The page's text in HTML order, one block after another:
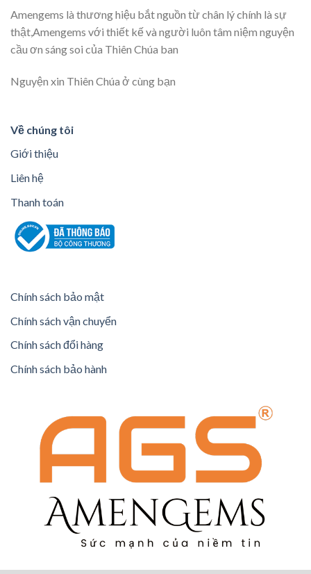
Amengems là thương hiệu bắt nguồn từ chân lý chính là sự
thật,Amengems với thiết kế và người luôn tâm niệm nguyện
cầu ơn sáng soi của Thiên Chúa ban
Nguyện xin Thiên Chúa ở cùng bạn
Về chúng tôi
Giới thiệu
Liên hệ
Thanh toán
Chính sách bảo mật
Chính sách vận chuyển
Chính sách đổi hàng
Chính sách bảo hành